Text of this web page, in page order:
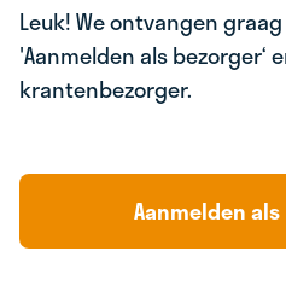
Leuk! We ontvangen
'Aanmelden als bezorger‘
krantenbezorger.
Aanmelden